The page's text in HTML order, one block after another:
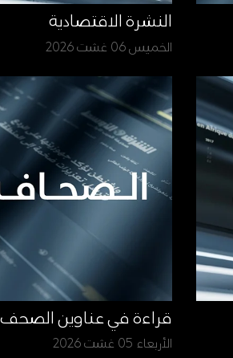
النشرة الاقتصادية
الخميس 06 غشت 2026
قراءة في عناوين الصحف
الأربعاء 05 غشت 2026